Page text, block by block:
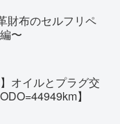
財布のセルフリペ
〜
オイルとプラグ交
】